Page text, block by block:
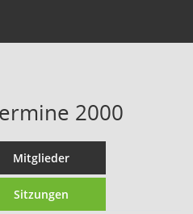
2000
Mitglieder
Sitzungen